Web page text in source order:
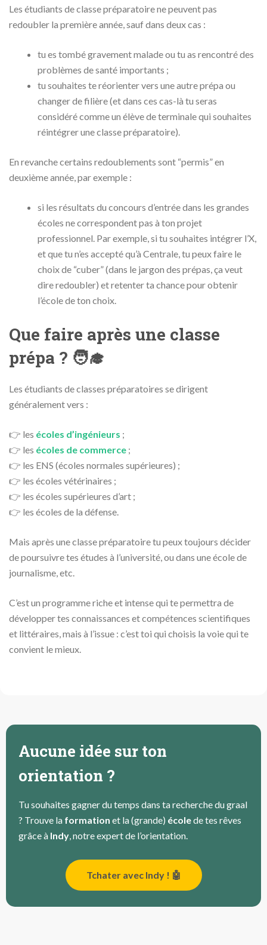
Les étudiants de classe préparatoire ne peuvent pas
redoubler la première année, sauf dans deux cas :
tu es tombé gravement malade ou tu as rencontré des
problèmes de santé importants ;
tu souhaites te réorienter vers une autre prépa ou
changer de filière (et dans ces cas-là tu seras
considéré comme un élève de terminale qui souhaites
réintégrer une classe préparatoire).
En revanche certains redoublements sont “permis” en
deuxième année, par exemple :
si les résultats du concours d’entrée dans les grandes
écoles ne correspondent pas à ton projet
professionnel. Par exemple, si tu souhaites intégrer l’X,
et que tu n’es accepté qu’à Centrale, tu peux faire le
choix de “cuber” (dans le jargon des prépas, ça veut
dire redoubler) et retenter ta chance pour obtenir
l’école de ton choix.
Que faire après une classe
prépa ? 🧑‍🎓
Les étudiants de classes préparatoires se dirigent
généralement vers :
👉 les écoles d’ingénieurs ;
👉 les écoles de commerce ;
👉 les ENS (écoles normales supérieures) ;
👉 les écoles vétérinaires ;
👉 les écoles supérieures d’art ;
👉 les écoles de la défense.
Mais après une classe préparatoire tu peux toujours décider
de poursuivre tes études à l’université, ou dans une école de
journalisme, etc.
C’est un programme riche et intense qui te permettra de
développer tes connaissances et compétences scientifiques
et littéraires, mais à l’issue : c’est toi qui choisis la voie qui te
convient le mieux.
Aucune idée sur ton
orientation ?
Tu souhaites gagner du temps dans ta recherche du graal
? Trouve la formation et la (grande) écolede tes rêves
grâce à Indy, notre expert de l’orientation.
Tchater avec Indy ! 🤖